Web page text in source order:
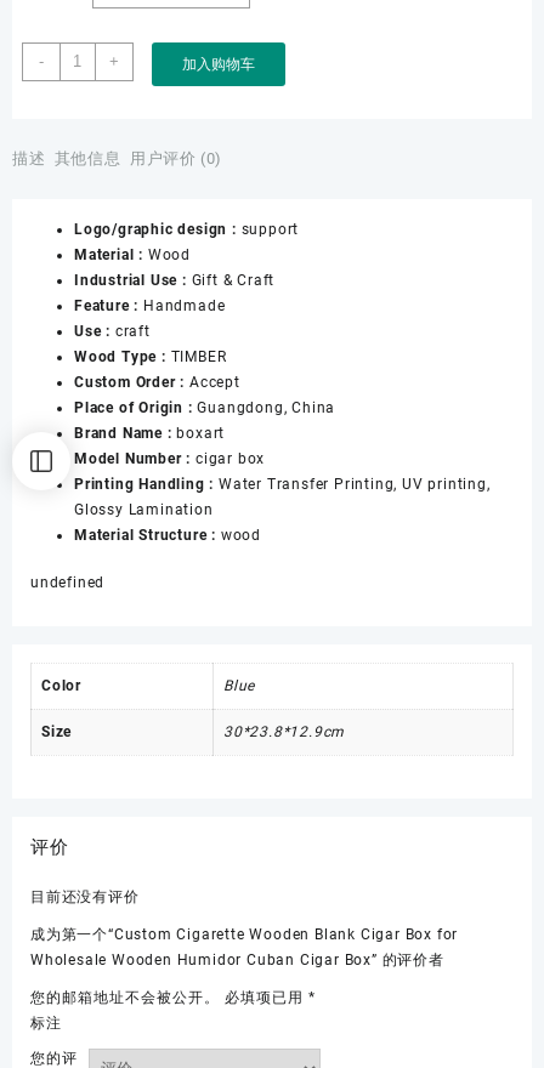
-
Custom
Cigarette
Cigar
Wholesale
Wooden
Humidor
Cuban
Cigar
Box
数
量
+ 加入购物车
描述 其他信息 用户评价 (0)
Logo/graphic design : support
Material : Wood
Industrial Use : Gift & Craft
Feature : Handmade
Use : craft
Wood Type : TIMBER
Custom Order : Accept
Place of Origin :Guangdong, China
Brand Name : boxart
Model Number : cigar box
Printing Handling : Water Transfer Printing, UV printing,
Glossy Lamination
Material Structure : wood
undefined
Color Blue
Size 30*23.8*12.9cm
评价
目前还没有评价
成为第一个“Custom Cigarette Wooden Blank Cigar Box for
Wholesale Wooden Humidor Cuban Cigar Box” 的评价者
您的邮箱地址不会被公开。 必填项已用 *
标注
您的评